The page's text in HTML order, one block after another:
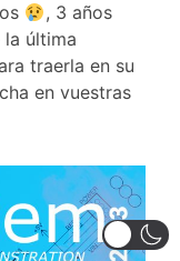
, 3 años
última
traerla en su
en vuestras